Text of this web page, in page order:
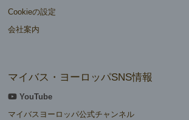
Cookieの設定
会社案内
マイバス・ヨーロッパSNS情報
YouTube
マイバスヨーロッパ公式チャンネル